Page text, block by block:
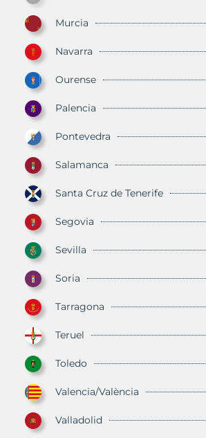
Murcia
Navarra
Ourense
Palencia
Pontevedra
Salamanca
Santa Cruz de Tenerife
Segovia
Sevilla
Soria
Tarragona
Teruel
Toledo
Valencia/València
Valladolid